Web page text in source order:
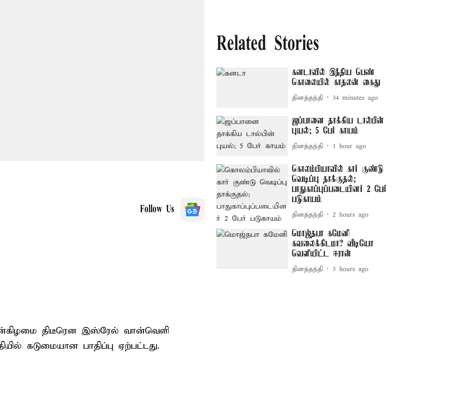
Follow Us
திடீரென இஸ்ரேல் வான்வெளி
கடுமையான பாதிப்பு ஏற்பட்டது.
Related Stories
கனடாவில் இந்திய பெண்
கொலையில் காதலன் கைது
தினத்தந்தி 34 minutes ago
ஜப்பானை தாக்கிய டால்பின்
புயல்; 5 பேர் காயம்
தினத்தந்தி 1 hour ago
கொலம்பியாவில் கார் குண்டு
வெடிப்பு தாக்குதல்;
பாதுகாப்புப்படையினர் 2 பேர்
படுகாயம்
தினத்தந்தி 2 hours ago
மொஜ்தபா கமேனி
கவலைக்கிடமா? வீடியோ
வெளியிட்ட ஈரான்
தினத்தந்தி 3 hours ago